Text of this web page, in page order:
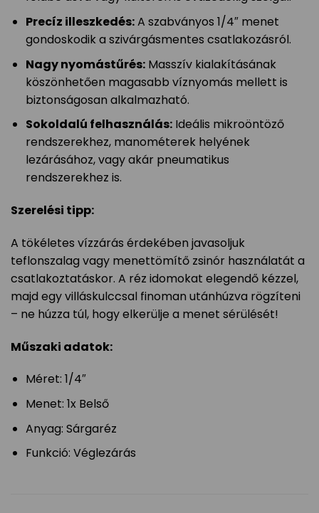
Precíz illeszkedés:A szabványos 1/4″ menet
gondoskodik a szivárgásmentes csatlakozásról.
Nagy nyomástűrés:Masszív kialakításának
köszönhetően magasabb víznyomás mellett is
biztonságosan alkalmazható.
Sokoldalú felhasználás:Ideális mikroöntöző
rendszerekhez, manométerek helyének
lezárásához, vagy akár pneumatikus
rendszerekhez is.
Szerelési tipp:
A tökéletes vízzárás érdekében javasoljuk
teflonszalag vagy menettömítő zsinór használatát a
csatlakoztatáskor. A réz idomokat elegendő kézzel,
majd egy villáskulccsal finoman utánhúzva rögzíteni
– ne húzza túl, hogy elkerülje a menet sérülését!
Műszaki adatok:
Méret: 1/4″
Menet: 1x Belső
Anyag: Sárgaréz
Funkció: Véglezárás